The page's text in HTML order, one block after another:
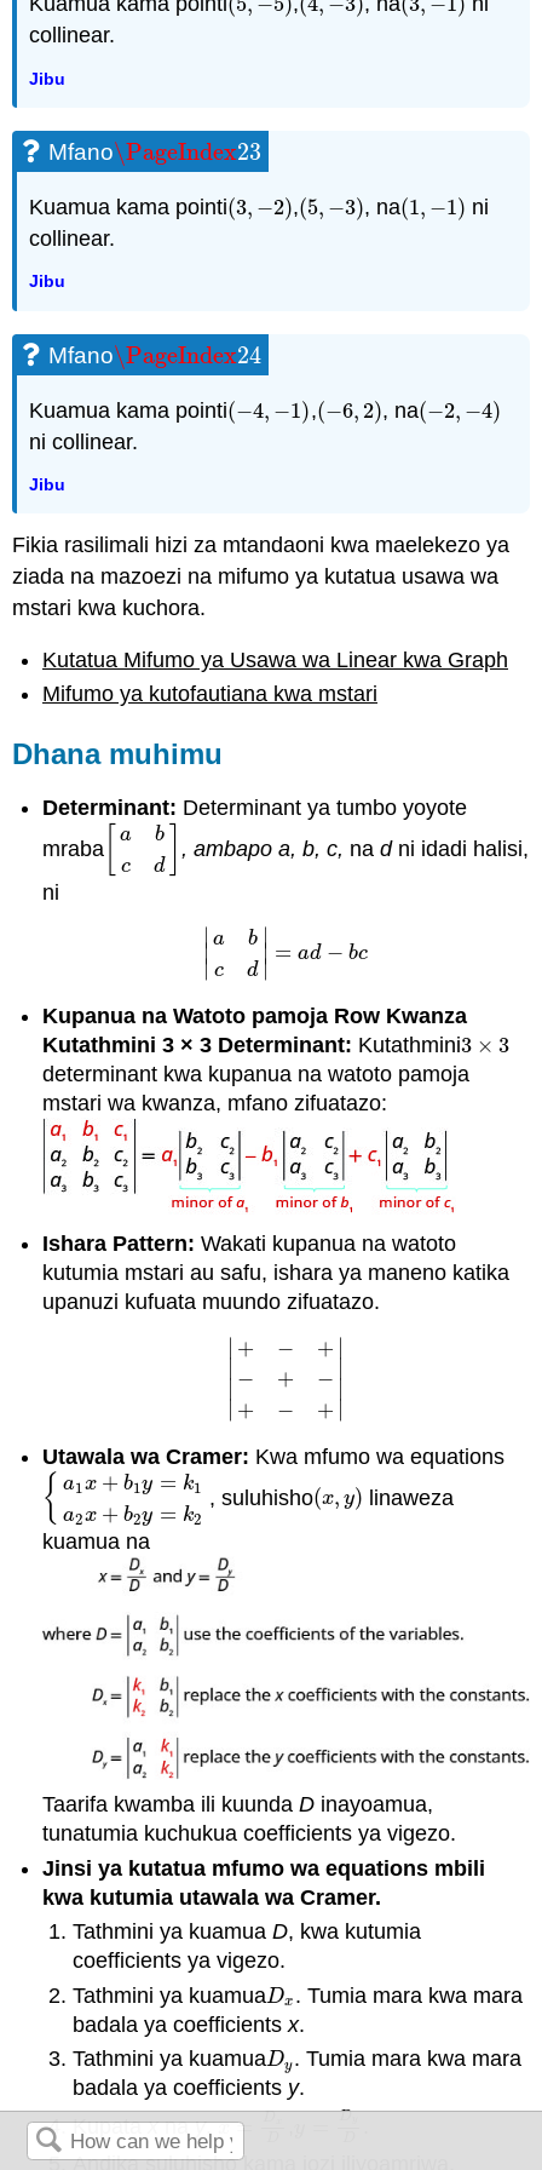
(5, −5) (4, −3) (3, −1)
collinear.
Jibu
Mfano\PageIndex23
\PageIndex23
Kuamua kama pointi(3, −2)
(3, −2) ,(5, −3)
(5, −3) , na(1, −1)
(1, −1) ni
collinear.
Jibu
Mfano\PageIndex24
\PageIndex24
Kuamua kama pointi(−4, −1)
(−4,−1) ,(−6, 2)
(−6,2) , na(−2, −4)
(−2,−4)
ni collinear.
Jibu
Fikia rasilimali hizi za mtandaoni kwa maelekezo ya
ziada na mazoezi na mifumo ya kutatua usawa wa
mstari kwa kuchora.
Kutatua Mifumo ya Usawa wa Linear kwa Graph
Mifumo ya kutofautiana kwa mstari
Dhana muhimu
Determinant: Determinant ya tumbo yoyote
mraba
a
c
b
d
, ambapo a, b, c, nadni idadi halisi,
ni
∣
∣
∣
a
c
b
d
∣
∣
∣ = ad − bc
d |= ad−bc
Kupanua na Watoto pamoja Row Kwanza
Kutathmini 3 × 3 Determinant: Kutathmini3 × 3
3 ×3
determinant kwa kupanua na watoto pamoja
mstari wa kwanza, mfano zifuatazo:
Ishara Pattern: Wakati kupanua na watoto
kutumia mstari au safu, ishara ya maneno katika
upanuzi kufuata muundo zifuatazo.
∣
∣
+
−
+
−
+
−
+
−
+
∣
∣
| +− −+ +−+
Utawala wa Cramer: Kwa mfumo wa equations
{ a1x + b1y = k1
a2x + b2y = k2
{a x b1 =k x + b2y=k2
, suluhisho(x, y)
(x,y)
linaweza
kuamua na
Taarifa kwamba ili kuundaD inayoamua,
tunatumia kuchukua coefficients ya vigezo.
Jinsi ya kutatua mfumo wa equations mbili
kwa kutumia utawala wa Cramer.
Tathmini ya kuamua D, kwa kutumia
coefficients ya vigezo.
Tathmini ya kuamuaDx
Dx. Tumia mara kwa mara
badala ya coefficients x.
Tathmini ya kuamuaDy
Dy. Tumia mara kwa mara
badala ya coefficients y.
Kupataxnay.x =
x=D D
Andika suluhisho kama jozi iliyoamriwa.